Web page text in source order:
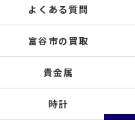
よくある質問
富谷市の買取
貴金属
時計